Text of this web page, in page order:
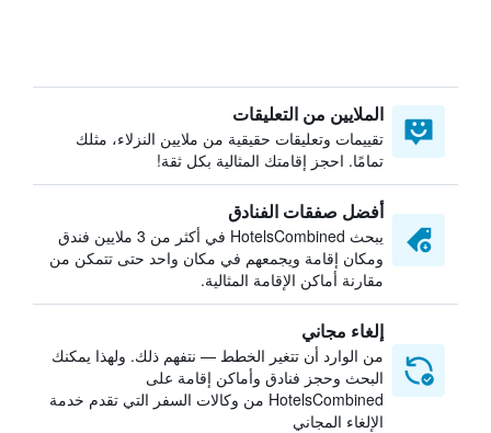
الملايين من التعليقات
تقييمات وتعليقات حقيقية من ملايين النزلاء، مثلك
تمامًا. احجز إقامتك المثالية بكل ثقة!
أفضل صفقات الفنادق
يبحث HotelsCombined في أكثر من 3 ملايين فندق
ومكان إقامة ويجمعهم في مكان واحد حتى تتمكن من
مقارنة أماكن الإقامة المثالية.
إلغاء مجاني
من الوارد أن تتغير الخطط — نتفهم ذلك. ولهذا يمكنك
البحث وحجز فنادق وأماكن إقامة على
HotelsCombined من وكالات السفر التي تقدم خدمة
الإلغاء المجاني